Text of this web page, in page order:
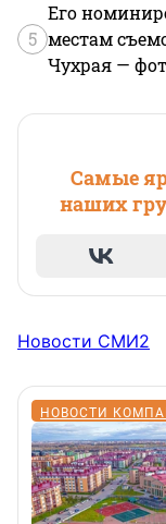
5
Его
местам
Чухрая —
Самые
наших
Новости СМИ2
НОВОСТИ